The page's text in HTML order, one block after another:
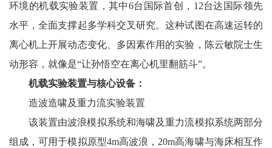
环境的机载实验装置，其中6台国际首创，12台达国际领先
水平，全面支撑起多学科交叉研究。这种试图在高速运转的
离心机上开展动态变化、多因素作用的实验，陈云敏院士生
动形容，就像是“让孙悟空在离心机里翻筋斗”。
机载实验装置与核心设备：
造波造啸及重力流实验装置
该装置由波浪模拟系统和海啸及重力流模拟系统两部分
组成，可用于模拟原型4m高波浪，20m高海啸与海床相互作